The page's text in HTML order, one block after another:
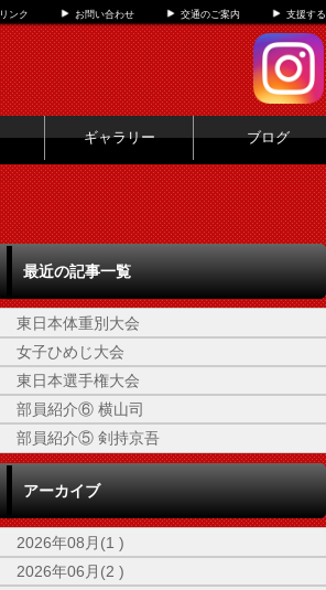
リンク お問い合わせ 交通のご案内 支援する
ギャラリー ブログ
最近の記事一覧
東日本体重別大会
女子ひめじ大会
東日本選手権大会
部員紹介⑥ 横山司
部員紹介⑤ 剣持京吾
アーカイブ
2026年08月(1 )
2026年06月(2 )